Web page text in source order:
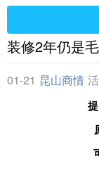
装修2年仍是
01-21 昆山商情